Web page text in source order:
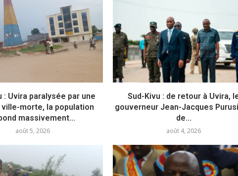
: Uvira paralysée par une
morte, la population
massivement...
août 5, 2026
Sud-Kivu : de retour à Uvira,
gouverneur Jean-Jacques
de...
août 4, 2026